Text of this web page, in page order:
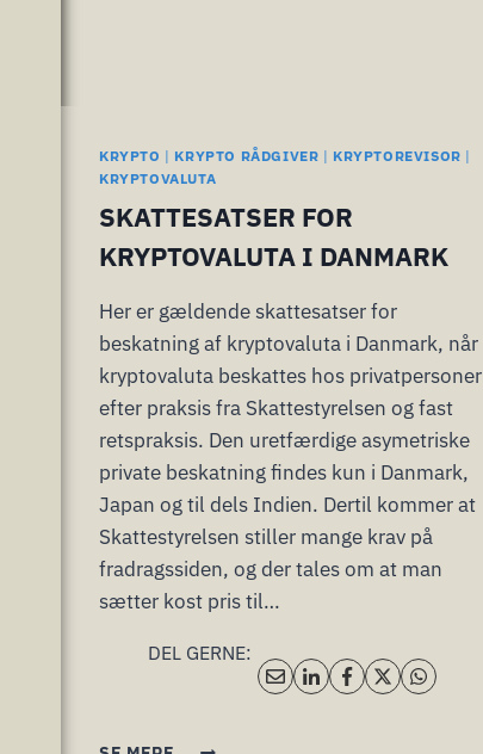
KRYPTO | KRYPTO RÅDGIVER | KRYPTOREVISOR |
KRYPTOVALUTA
SKATTESATSER FOR
KRYPTOVALUTA I DANMARK
Her er gældende skattesatser for
beskatning af kryptovaluta i Danmark, når
kryptovaluta beskattes hos privatpersoner
efter praksis fra Skattestyrelsen og fast
retspraksis. Den uretfærdige asymetriske
private beskatning findes kun i Danmark,
Japan og til dels Indien. Dertil kommer at
Skattestyrelsen stiller mange krav på
fradragssiden, og der tales om at man
sætter kost pris til…
DEL GERNE:
SKATTESATSER